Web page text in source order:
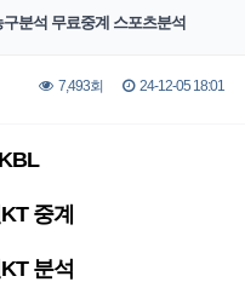
분석 무료중계 스포츠분석
7,493회 24-12-05 18:01
중계
분석